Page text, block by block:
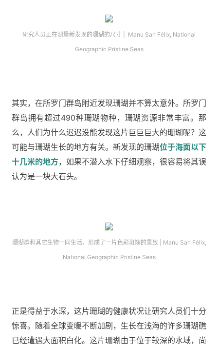
研究人员正在测量新发现的珊瑚的尺寸 | Manu San Félix, National
Geographic Pristine Seas
其实，在所罗门群岛附近发现珊瑚并不算太意外。所罗门
群岛拥有超过490种珊瑚物种，珊瑚资源非常丰富。那
么，人们为什么迟迟没能发现这片巨巨巨大的珊瑚呢？这
可能与珊瑚生长的地方有关。新发现的珊瑚位于海面以下
十几米的地方，如果不潜入水下仔细观察，很容易将其误
认为是一块大石头。
珊瑚群和其它生物一同生活，形成了一片色彩斑斓的景致 | Manu San Félix,
National Geographic Pristine Seas
正是得益于水深，这片珊瑚的健康状况让研究人员们十分
惊喜。随着全球变暖不断加剧，生长在浅海的许多珊瑚礁
已经遭遇大面积白化。这片珊瑚由于位于较深的水域，尚